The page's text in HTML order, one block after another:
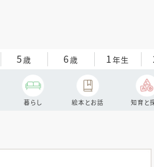
5歳 6歳 1年生
暮らし 絵本とお話 知育と